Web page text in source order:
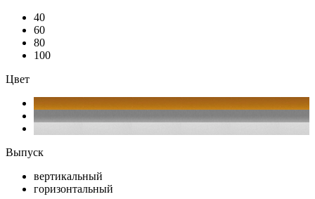
40
60
80
100
Цвет
Выпуск
вертикальный
горизонтальный